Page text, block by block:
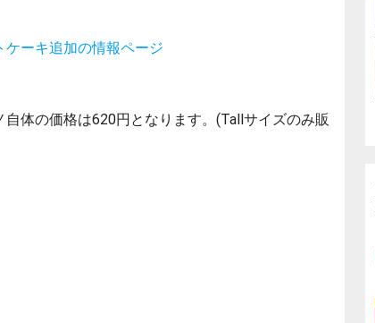
ケーキ追加の情報ページ
体の価格は620円となります。(Tallサイズのみ販